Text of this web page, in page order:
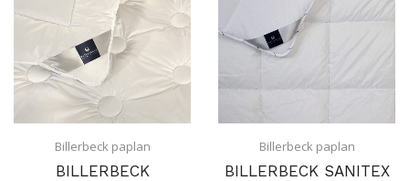
Billerbeck paplan
BILLERBECK
Billerbeck paplan
BILLERBECK SANITEX